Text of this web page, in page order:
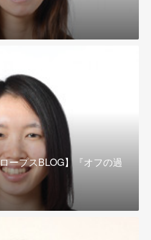
ープスBLOG】『オフの過